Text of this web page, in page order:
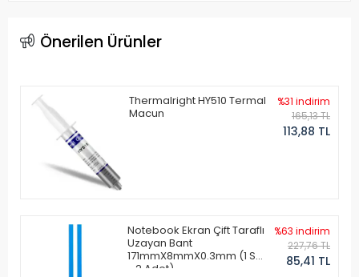
Önerilen Ürünler
Thermalright HY510 Termal
Macun
%31 indirim
165,13 TL
113,88 TL
Notebook Ekran Çift Taraflı
Uzayan Bant
171mmX8mmX0.3mm (1 Set
- 2 Adet)
%63 indirim
227,76 TL
85,41 TL